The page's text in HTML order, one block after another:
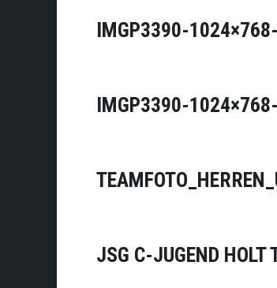
IMGP3390-
IMGP3390-
JSG C-JUGEND HOLT